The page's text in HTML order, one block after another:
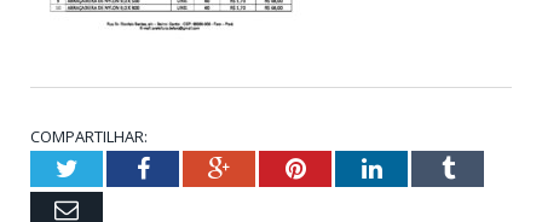
COMPARTILHAR:
TwitterFacebookGoogle+PinterestLinkedInTumblr
Email